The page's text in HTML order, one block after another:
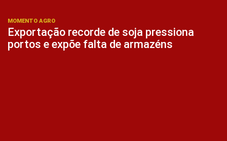
MOMENTO AGRO
Exportação recorde de soja pressiona
portos e expõe falta de armazéns